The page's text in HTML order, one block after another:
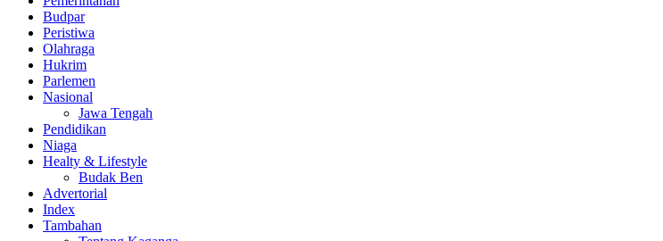
Budpar
Peristiwa
Olahraga
Hukrim
Parlemen
Nasional
Jawa Tengah
Pendidikan
Niaga
Healty & Lifestyle
Budak Ben
Advertorial
Index
Tambahan